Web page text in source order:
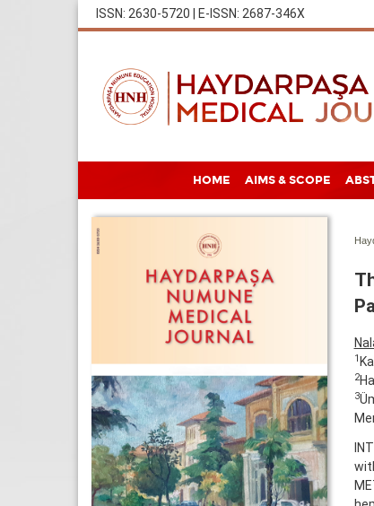
ISSN: 2630-5720 | E-ISSN: 2687-346X
HOME AIMS & SCOPE
1
2
3